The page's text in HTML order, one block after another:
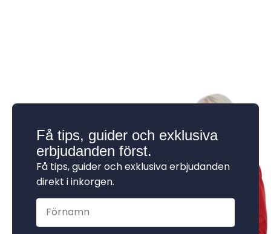
Få tips, guider och exklusiva
erbjudanden först.
Få tips, guider och exklusiva erbjudanden
direkt i inkorgen.